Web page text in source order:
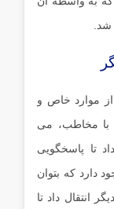
شد.
موارد خاص و
با مخاطب، می
تا پاسخگویی
دارد که بتوان
انتقال داد تا